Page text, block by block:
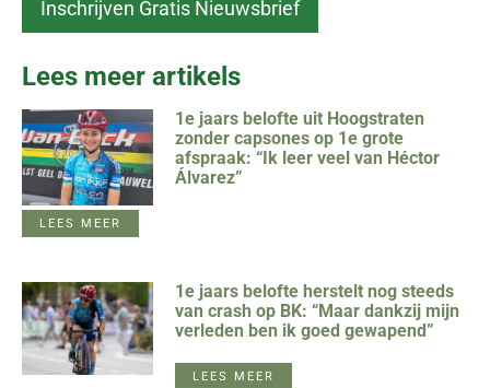
Lees meer artikels
1e jaars belofte uit Hoogstraten
zonder capsones op 1e grote
afspraak: “Ik leer veel van Héctor
Álvarez”
LEES MEER
1e jaars belofte herstelt nog steeds
van crash op BK: “Maar dankzij mijn
verleden ben ik goed gewapend”
LEES MEER